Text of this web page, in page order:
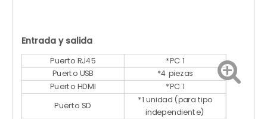
Entrada y salida
Puerto RJ45 *PC 1
Puerto USB *4 piezas
Puerto HDMI
*PC 1
Puerto SD
*1 unidad (para tipo
independiente)